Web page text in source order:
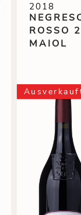
2018
ROSSO
MAIOL